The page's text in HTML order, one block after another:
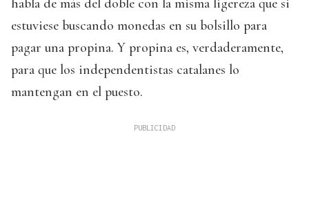
estuviese buscando monedas en su bolsillo para
pagar una propina. Y propina es, verdaderamente,
para que los independentistas catalanes lo
mantengan en el puesto.